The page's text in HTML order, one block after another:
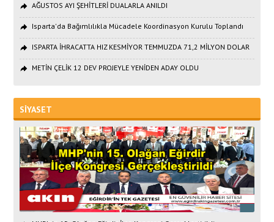
AĞUSTOS AYI ŞEHİTLERİ DUALARLA ANILDI
Isparta'da Bağımlılıkla Mücadele Koordinasyon Kurulu Toplandı
ISPARTA İHRACATTA HIZ KESMİYOR TEMMUZDA 71,2 MİLYON DOLAR
METİN ÇELİK 12 DEV PROJEYLE YENİDEN ADAY OLDU
SİYASET